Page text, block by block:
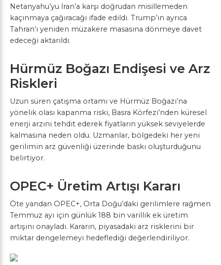
Netanyahu’yu İran’a karşı doğrudan misillemeden
kaçınmaya çağıracağı ifade edildi. Trump’ın ayrıca
Tahran’ı yeniden müzakere masasına dönmeye davet
edeceği aktarıldı.
Hürmüz Boğazı Endişesi ve Arz
Riskleri
Uzun süren çatışma ortamı ve Hürmüz Boğazı’na
yönelik olası kapanma riski, Basra Körfezi’nden küresel
enerji arzını tehdit ederek fiyatların yüksek seviyelerde
kalmasına neden oldu. Uzmanlar, bölgedeki her yeni
gerilimin arz güvenliği üzerinde baskı oluşturduğunu
belirtiyor.
OPEC+ Üretim Artışı Kararı
Öte yandan OPEC+, Orta Doğu’daki gerilimlere rağmen
Temmuz ayı için günlük 188 bin varillik ek üretim
artışını onayladı. Kararın, piyasadaki arz risklerini bir
miktar dengelemeyi hedeflediği değerlendiriliyor.